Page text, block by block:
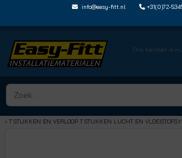
info@easy-fitt.nl +31(0)72-
Ons kantoor is
HOME › SPEEDFIT LUCHT EN VLOEISTOFFEN
› T STUKKEN EN VERLOOP T STUKKEN LUCHT EN